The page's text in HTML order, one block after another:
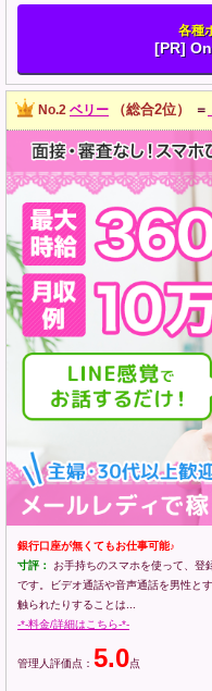
各種
[PR]
No.2 ベリー （総合2位） ＝
銀行口座が無くてもお仕事可能♪
寸評：
お手持ちのスマホを使って、登
です。ビデオ通話や音声通話を男性と
触られたりすることは...
-*-料金/詳細はこちら-*-
管理人評価点： 5.0点